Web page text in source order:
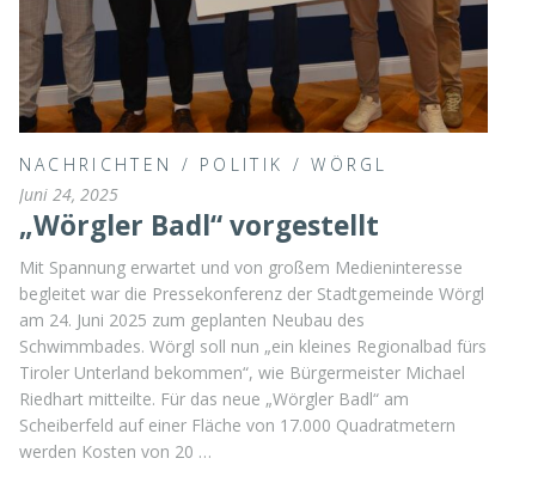
NACHRICHTEN / POLITIK /WÖRGL
Juni 24, 2025
„Wörgler Badl“ vorgestellt
Mit Spannung erwartet und von großem Medieninteresse
begleitet war die Pressekonferenz der Stadtgemeinde Wörgl
am 24. Juni 2025 zum geplanten Neubau des
Schwimmbades. Wörgl soll nun „ein kleines Regionalbad fürs
Tiroler Unterland bekommen“, wie Bürgermeister Michael
Riedhart mitteilte. Für das neue „Wörgler Badl“ am
Scheiberfeld auf einer Fläche von 17.000 Quadratmetern
werden Kosten von 20 …